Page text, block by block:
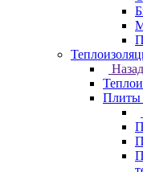
Назад
Плиты